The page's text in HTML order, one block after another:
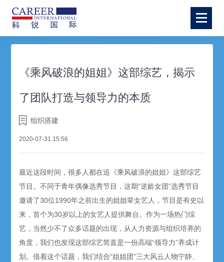
《乘风破浪的姐姐》这部综艺，揭示
了团队打造与领导力的本质
组织搭建
2020-07-31 15:56
最近这段时间，很多人都在追《乘风破浪的姐姐》这部综艺
节目。不同于青年偶像选秀节目，这期“逆龄女团”选秀节目
邀请了30位1990年之前出生的姐姐辈女艺人，节目是有史以
来，首个为30岁以上的女艺人提供舞台。作为一场热门综
艺，当然少不了众多话题的出现，从人力资源与组织培养的
角度，我们也发现这部综艺简直是一份高端“领导力”养成计
划。借着这个话题，我们结合“姐姐团”三大风云人物宁静、